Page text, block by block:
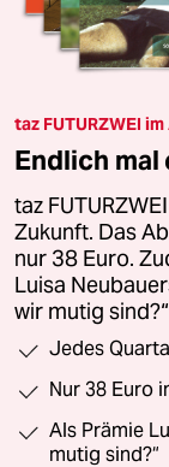
taz FUTURZWEI
Endlich
taz
Zukunft. Das
nur 38 Euro.
Luisa
wir mutig
Jedes
Nur 38 Euro
Als Prämie
mutig sind?“